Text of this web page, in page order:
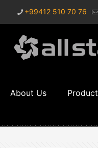
+99412 510 70 76
About Us